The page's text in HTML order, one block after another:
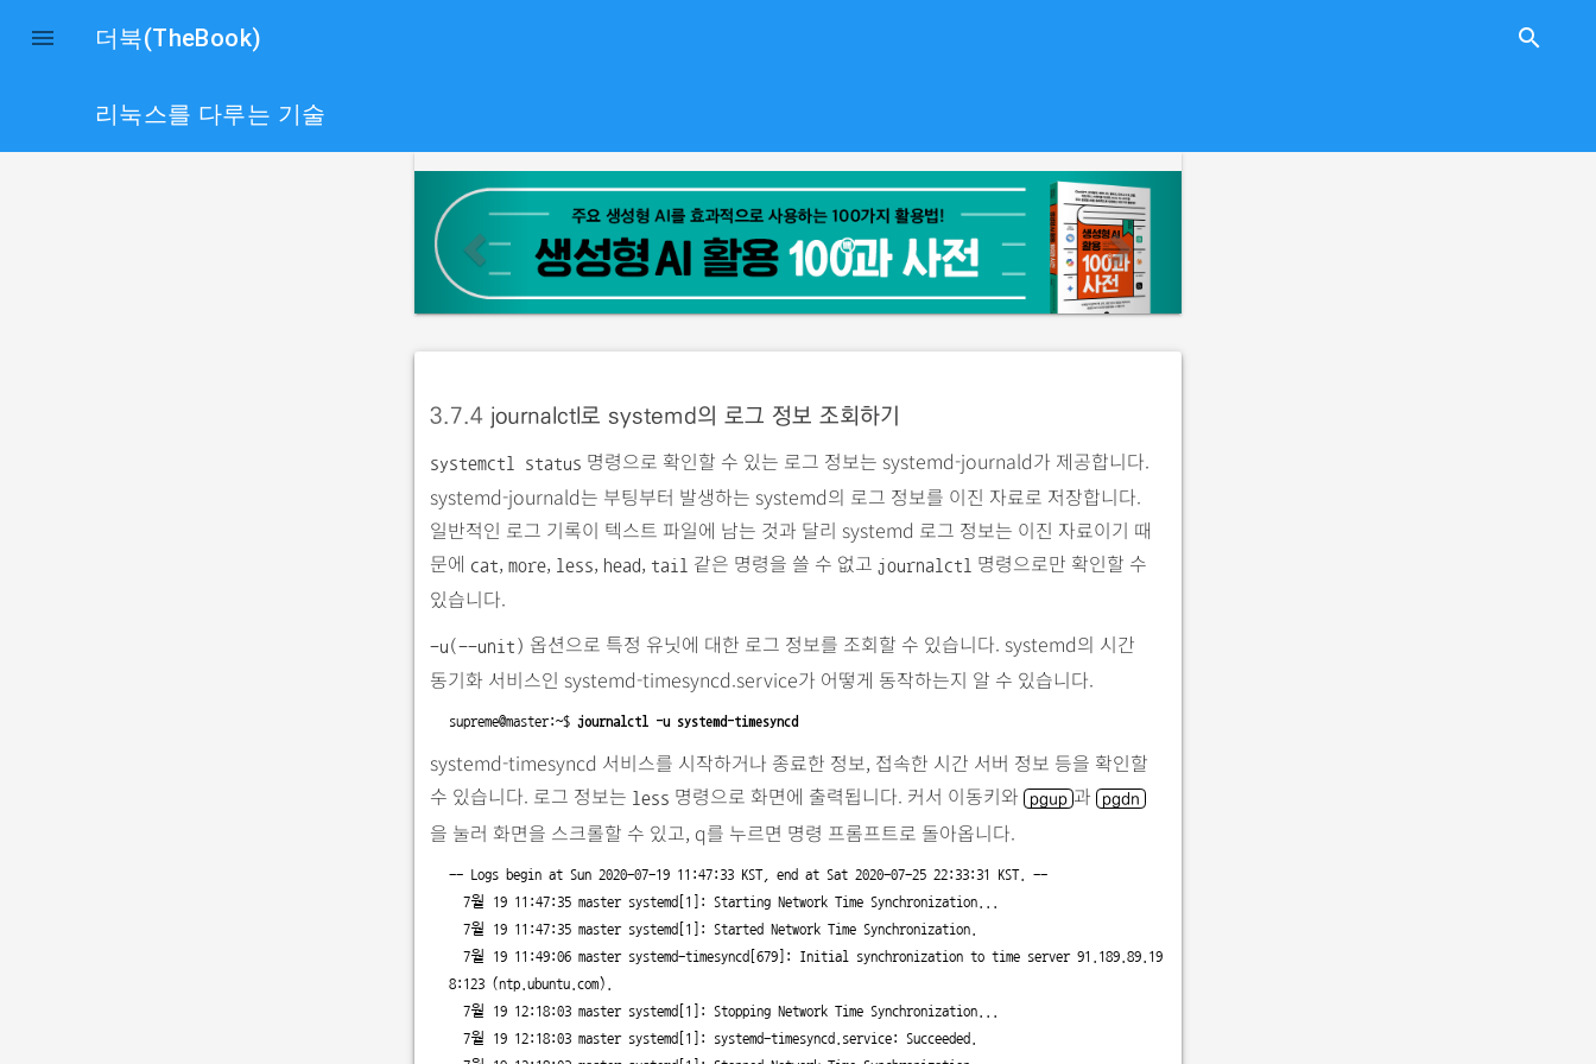
 더북(TheBook) search
리눅스를 다루는 기술
p
e
v
i
o
s
n
e
x
3.7.4 journalctl로 systemd의 로그 정보 조회하기
systemctl status 명령으로 확인할 수 있는 로그 정보는 systemd-journald가 제공합니다.
systemd-journald는 부팅부터 발생하는 systemd의 로그 정보를 이진 자료로 저장합니다.
일반적인 로그 기록이 텍스트 파일에 남는 것과 달리 systemd 로그 정보는 이진 자료이기 때
문에 cat, more, less, head, tail 같은 명령을 쓸 수 없고 journalctl 명령으로만 확인할 수
있습니다.
-u(--unit) 옵션으로 특정 유닛에 대한 로그 정보를 조회할 수 있습니다. systemd의 시간
동기화 서비스인 systemd-timesyncd.service가 어떻게 동작하는지 알 수 있습니다.
supreme@master:~$ journalctl -u systemd-timesyncd
systemd-timesyncd 서비스를 시작하거나 종료한 정보, 접속한 시간 서버 정보 등을 확인할
수 있습니다. 로그 정보는 less 명령으로 화면에 출력됩니다. 커서 이동키와 pgup 과 pgdn
을 눌러 화면을 스크롤할 수 있고, q를 누르면 명령 프롬프트로 돌아옵니다.
-- Logs begin at Sun 2020-07-19 11:47:33 KST, end at Sat 2020-07-25 22:33:31 KST. --
8:123 (ntp.ubuntu.com).